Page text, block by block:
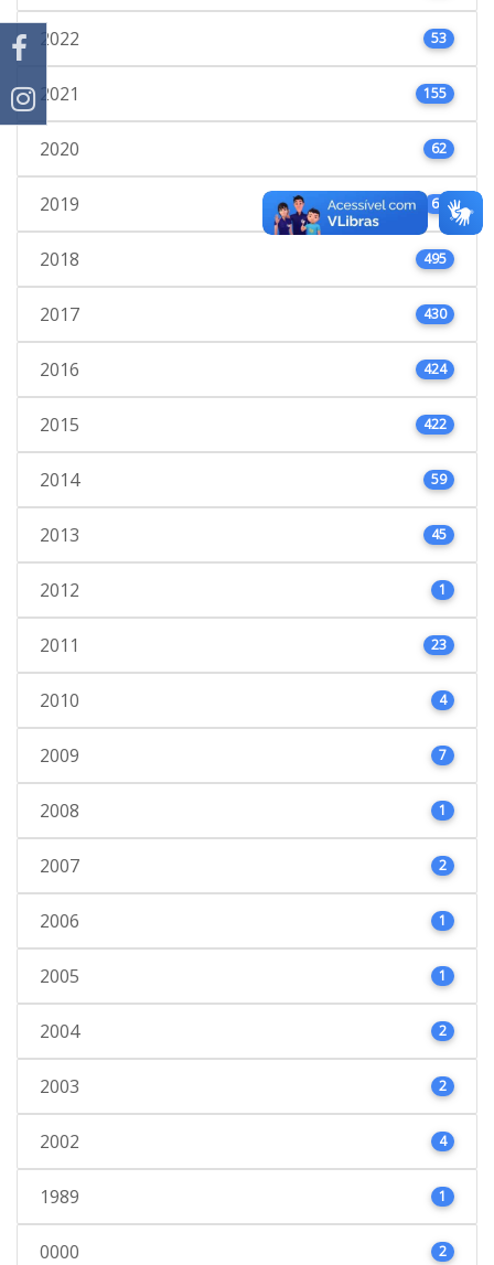
2022 53
2021 155
2020 62
2019 61
2018 495
2017 430
2016 424
2015 422
2014 59
2013 45
2012 1
2011 23
2010 4
2009 7
2008 1
2007 2
2006 1
2005 1
2004 2
2003 2
2002 4
1989 1
0000 2